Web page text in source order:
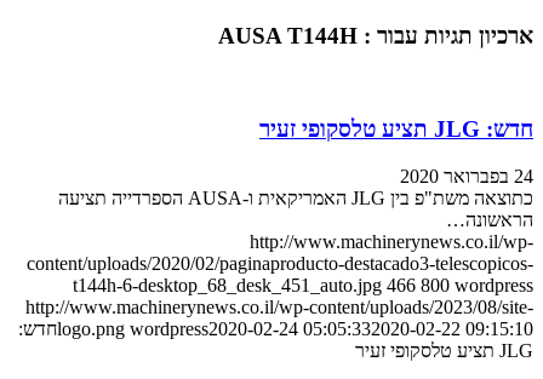
ארכיון תגיות עבור : AUSA T144H
חדש: JLG תציע טלסקופי זעיר
24 בפברואר 2020
כתוצאה משת"פ בין JLG האמריקאית ו-AUSA הספרדייה תציעה
הראשונה…
http://www.machinerynews.co.il/wp-
content/uploads/2020/02/paginaproducto-destacado3-telescopicos-
t144h-6-desktop_68_desk_451_auto.jpg 466 800 wordpress
http://www.machinerynews.co.il/wp-content/uploads/2023/08/site-
logo.png wordpress2020-02-24 05:05:332020-02-22 09:15:10
חדש:
JLG תציע טלסקופי זעיר